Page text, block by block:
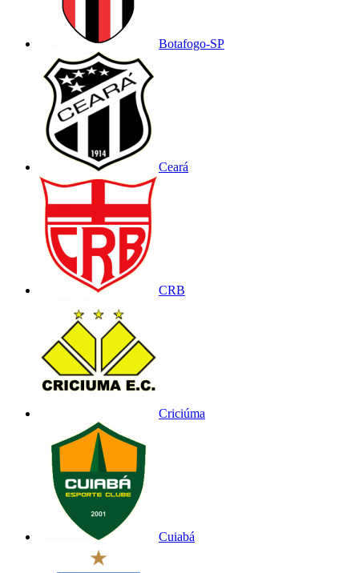
Botafogo-SP
Ceará
CRB
Criciúma
Cuiabá